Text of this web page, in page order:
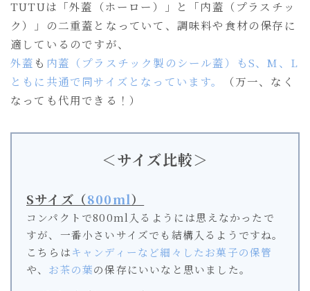
TUTUは「外蓋（ホーロー）」と「内蓋（プラスチッ
ク）」の二重蓋となっていて、調味料や食材の保存に
適しているのですが、
外蓋 も 内蓋（プラスチック製のシール蓋）もS、M、L
ともに共通で同サイズとなっています。
（万一、なく
なっても代用できる！）
＜サイズ比較＞
Sサイズ（800ml）
コンパクトで800ml入るようには思えなかったで
すが、一番小さいサイズでも結構入るようですね。
こちらはキャンディーなど細々したお菓子の保管
や、 お茶の葉の保存にいいなと思いました。